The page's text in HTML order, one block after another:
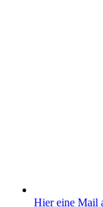
Hier eine Mail